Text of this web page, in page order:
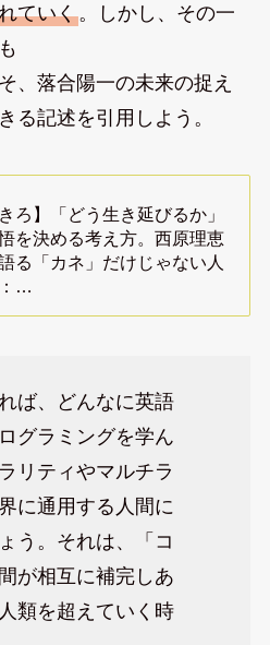
ていく。しかし、その一
、落合陽一の未来の捉え
る記述を引用しよう。
きろ】「どう生き延びるか」
を決める考え方。西原理恵
る「カネ」だけじゃない人
…
ば、どんなに英語
グラミングを学ん
リティやマルチラ
に通用する人間に
う。それは、「コ
が相互に補完しあ
類を超えていく時